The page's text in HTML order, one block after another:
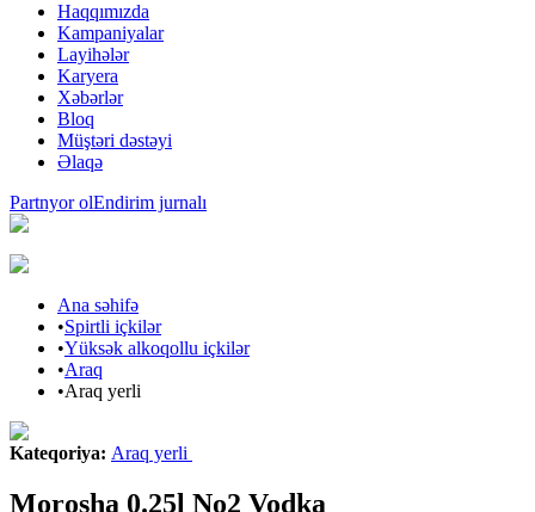
Haqqımızda
Kampaniyalar
Layihələr
Karyera
Xəbərlər
Bloq
Müştəri dəstəyi
Əlaqə
Partnyor olEndirim jurnalı
Ana səhifə
•Spirtli içkilər
•Yüksək alkoqollu içkilər
•Araq
•Araq yerli
Kateqoriya: Araq yerli
Morosha 0.25l No2 Vodka